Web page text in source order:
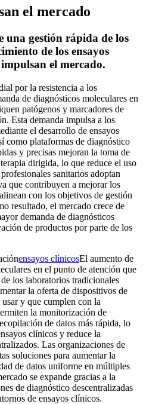
el mercado
una gestión rápida de los
de los ensayos
el mercado.
por la resistencia a los
de diagnósticos moleculares en
patógenos y marcadores de
Esta demanda impulsa a los
el desarrollo de ensayos
como plataformas de diagnóstico
y precisas mejoran la toma de
dirigida, lo que reduce el uso
sanitarios adoptan
que contribuyen a mejorar los
con los objetivos de gestión
resultado, el mercado crece de
demanda de diagnósticos
de productos por parte de los
ensayos clínicosEl aumento de
en el punto de atención que
los laboratorios tradicionales
la oferta de dispositivos de
y que cumplen con la
la monitorización de
de datos más rápida, lo
clínicos y reduce la
Las organizaciones de
soluciones para aumentar la
de datos uniforme en múltiples
se expande gracias a la
de diagnóstico descentralizadas
de ensayos clínicos.